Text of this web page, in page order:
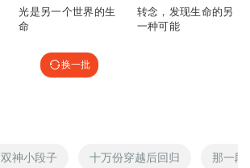
光是另一个世界的生
命
转念，发现生命的另
一种可能
换一批
双神小段子 十万份穿越后回归 那一段